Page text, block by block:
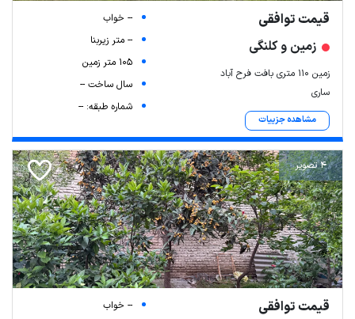
قیمت توافقی
زمین و کلنگی
زمین ۱۱۰ متری بافت فرح آباد
ساری
مشاهده جزییات
-- خواب
-- متر زیربنا
105 متر زمین
سال ساخت --
شماره طبقه: --
4 تصویر
قیمت توافقی
-- خواب